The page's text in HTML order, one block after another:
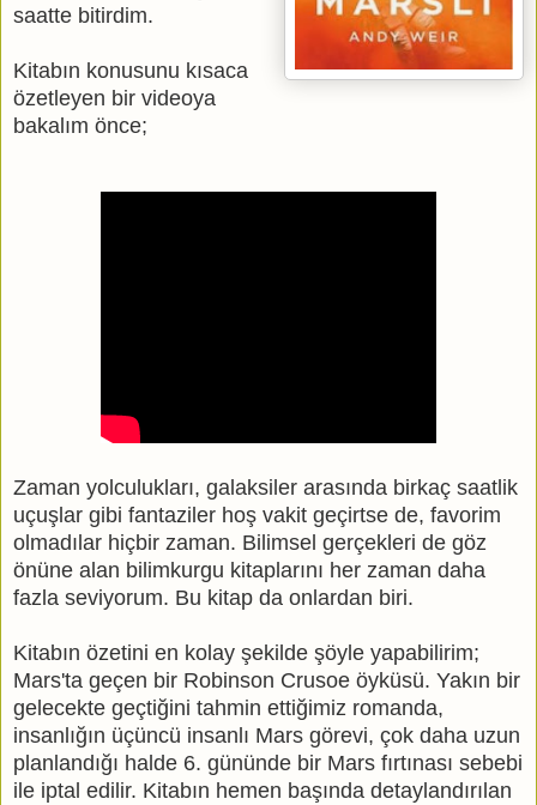
saatte bitirdim.
Kitabın konusunu kısaca
özetleyen bir videoya
bakalım önce;
Zaman yolculukları, galaksiler arasında birkaç saatlik
uçuşlar gibi fantaziler hoş vakit geçirtse de, favorim
olmadılar hiçbir zaman. Bilimsel gerçekleri de göz
önüne alan bilimkurgu kitaplarını her zaman daha
fazla seviyorum. Bu kitap da onlardan biri.
Kitabın özetini en kolay şekilde şöyle yapabilirim;
Mars'ta geçen bir Robinson Crusoe öyküsü. Yakın bir
gelecekte geçtiğini tahmin ettiğimiz romanda,
insanlığın üçüncü insanlı Mars görevi, çok daha uzun
planlandığı halde 6. gününde bir Mars fırtınası sebebi
ile iptal edilir. Kitabın hemen başında detaylandırılan